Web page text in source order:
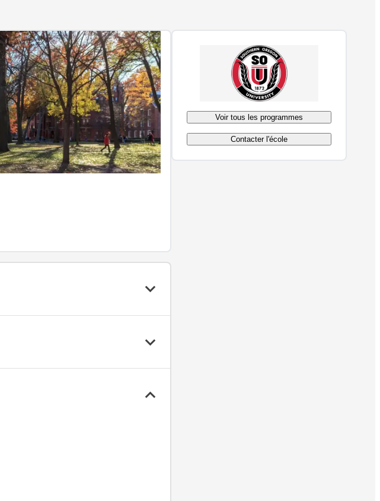
Voir tous les programmes
Contacter l'école